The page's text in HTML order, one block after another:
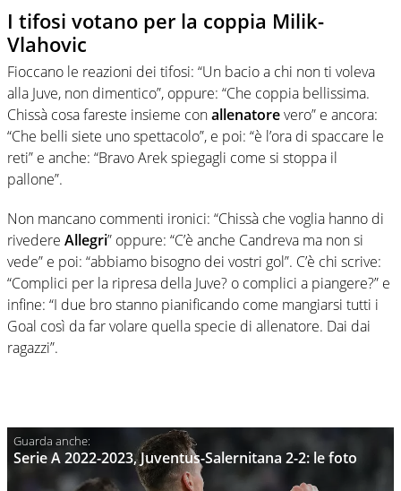
I tifosi votano per la coppia Milik-
Vlahovic
Fioccano le reazioni dei tifosi: “Un bacio a chi non ti voleva
alla Juve, non dimentico”, oppure: “Che coppia bellissima.
Chissà cosa fareste insieme conallenatorevero” e ancora:
“Che belli siete uno spettacolo”, e poi: “è l’ora di spaccare le
reti” e anche: “Bravo Arek spiegagli come si stoppa il
pallone”.
Non mancano commenti ironici: “Chissà che voglia hanno di
rivedere Allegri” oppure: “C’è anche Candreva ma non si
vede” e poi: “abbiamo bisogno dei vostri gol”. C’è chi scrive:
“Complici per la ripresa della Juve? o complici a piangere?” e
infine: “I due bro stanno pianificando come mangiarsi tutti i
Goal così da far volare quella specie di allenatore. Dai dai
ragazzi”.
Serie A 2022-2023, Juventus-Salernitana 2-2: le foto